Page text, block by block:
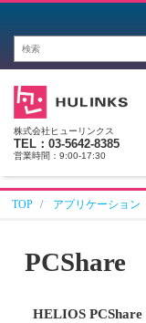
株式会社ヒューリンクス
TEL：03-5642-8385
営業時間：9:00-17:30
TOP アプリケーション
PCShare
HELIOS PCShare